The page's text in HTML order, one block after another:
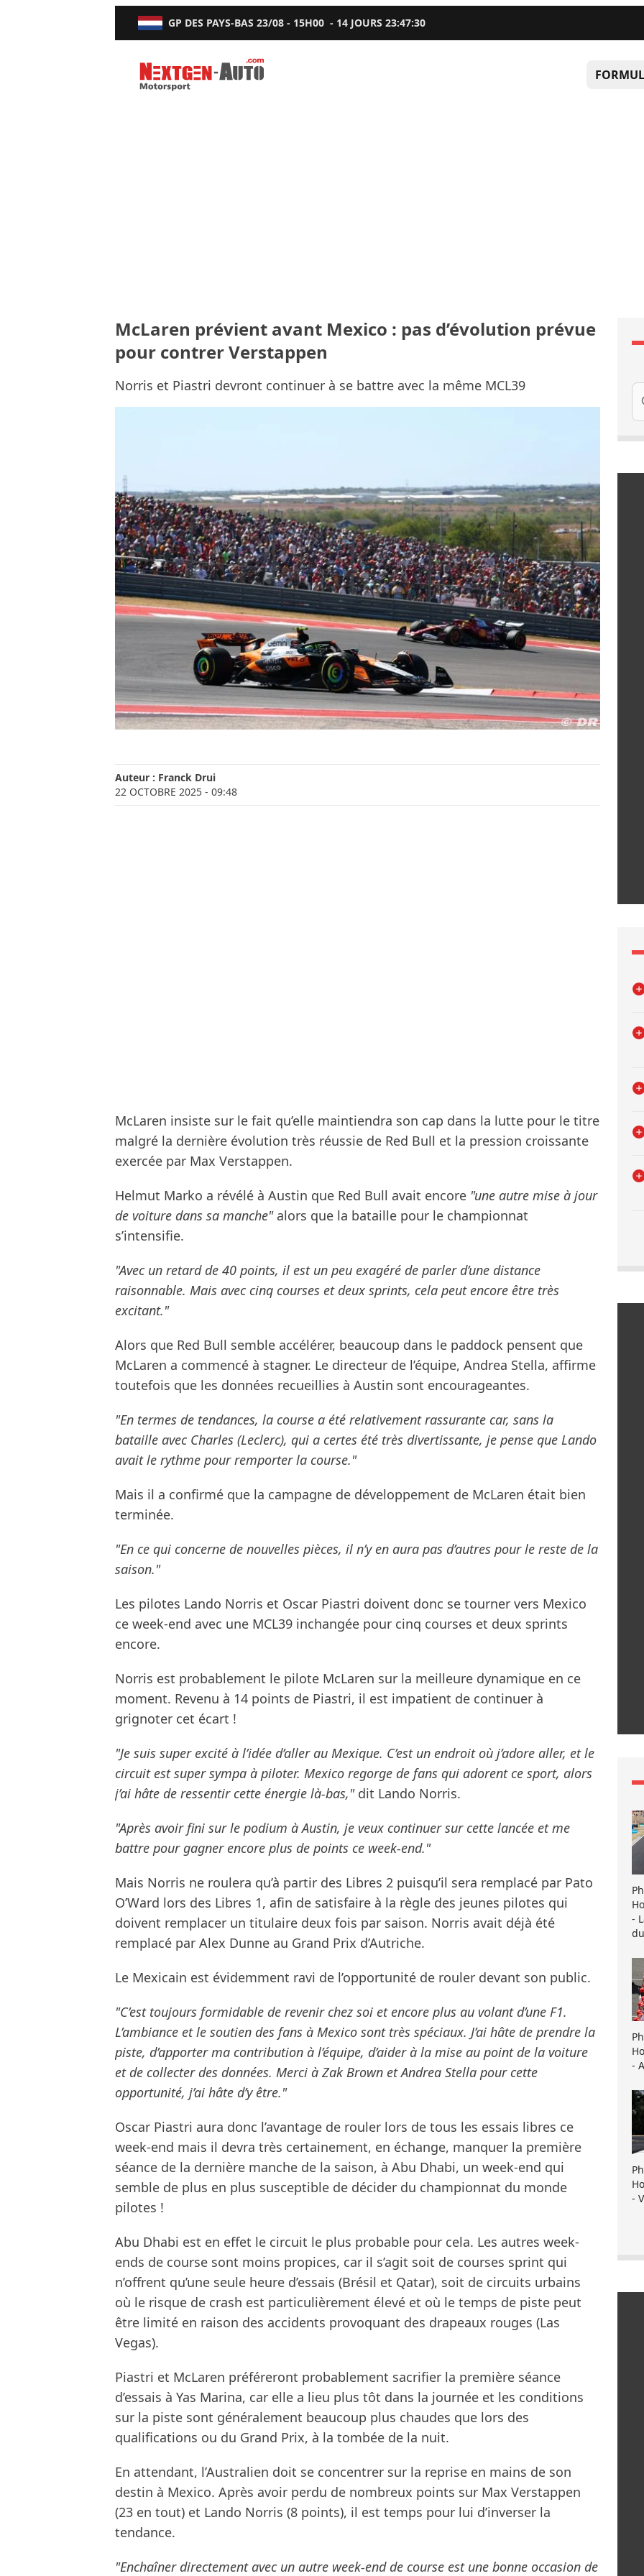
GP DES PAYS-BAS 23/08 - 15H00 - 14 JOURS23:47:29
Nextgen-Auto.com
McLaren prévient avant Mexico : pas d’évolution prévue
pour contrer Verstappen
Norris et Piastri devront continuer à se battre avec la même MCL39
Auteur : Franck Drui
22 OCTOBRE 2025 - 09:48
McLaren insiste sur le fait qu’elle maintiendra son cap dans la lutte pour le titre
malgré la dernière évolution très réussie de Red Bull et la pression croissante
exercée par Max Verstappen.
Helmut Marko a révélé à Austin que Red Bull avait encore "une autre mise à jour
de voiture dans sa manche"alors que la bataille pour le championnat
s’intensifie.
"Avec un retard de 40 points, il est un peu exagéré de parler d’une distance
raisonnable. Mais avec cinq courses et deux sprints, cela peut encore être très
excitant."
Alors que Red Bull semble accélérer, beaucoup dans le paddock pensent que
McLaren a commencé à stagner. Le directeur de l’équipe, Andrea Stella, affirme
toutefois que les données recueillies à Austin sont encourageantes.
"En termes de tendances, la course a été relativement rassurante car, sans la
bataille avec Charles (Leclerc), qui a certes été très divertissante, je pense que Lando
avait le rythme pour remporter la course."
Mais il a confirmé que la campagne de développement de McLaren était bien
terminée.
"En ce qui concerne de nouvelles pièces, il n’y en aura pas d’autres pour le reste de la
saison."
Les pilotes Lando Norris et Oscar Piastri doivent donc se tourner vers Mexico
ce week-end avec une MCL39 inchangée pour cinq courses et deux sprints
encore.
Norris est probablement le pilote McLaren sur la meilleure dynamique en ce
moment. Revenu à 14 points de Piastri, il est impatient de continuer à
grignoter cet écart !
"Je suis super excité à l’idée d’aller au Mexique. C’est un endroit où j’adore aller, et le
circuit est super sympa à piloter. Mexico regorge de fans qui adorent ce sport, alors
j’ai hâte de ressentir cette énergie là-bas,"dit Lando Norris.
"Après avoir fini sur le podium à Austin, je veux continuer sur cette lancée et me
battre pour gagner encore plus de points ce week-end."
Mais Norris ne roulera qu’à partir des Libres 2 puisqu’il sera remplacé par Pato
O’Ward lors des Libres 1, afin de satisfaire à la règle des jeunes pilotes qui
doivent remplacer un titulaire deux fois par saison. Norris avait déjà été
remplacé par Alex Dunne au Grand Prix d’Autriche.
Le Mexicain est évidemment ravi de l’opportunité de rouler devant son public.
"C’est toujours formidable de revenir chez soi et encore plus au volant d’une F1.
L’ambiance et le soutien des fans à Mexico sont très spéciaux. J’ai hâte de prendre la
piste, d’apporter ma contribution à l’équipe, d’aider à la mise au point de la voiture
et de collecter des données. Merci à Zak Brown et Andrea Stella pour cette
opportunité, j’ai hâte d’y être."
Oscar Piastri aura donc l’avantage de rouler lors de tous les essais libres ce
week-end mais il devra très certainement, en échange, manquer la première
séance de la dernière manche de la saison, à Abu Dhabi, un week-end qui
semble de plus en plus susceptible de décider du championnat du monde
pilotes !
Abu Dhabi est en effet le circuit le plus probable pour cela. Les autres week-
ends de course sont moins propices, car il s’agit soit de courses sprint qui
n’offrent qu’une seule heure d’essais (Brésil et Qatar), soit de circuits urbains
où le risque de crash est particulièrement élevé et où le temps de piste peut
être limité en raison des accidents provoquant des drapeaux rouges (Las
Vegas).
Piastri et McLaren préféreront probablement sacrifier la première séance
d’essais à Yas Marina, car elle a lieu plus tôt dans la journée et les conditions
sur la piste sont généralement beaucoup plus chaudes que lors des
qualifications ou du Grand Prix, à la tombée de la nuit.
En attendant, l’Australien doit se concentrer sur la reprise en mains de son
destin à Mexico. Après avoir perdu de nombreux points sur Max Verstappen
(23 en tout) et Lando Norris (8 points), il est temps pour lui d’inverser la
tendance.
"Enchaîner directement avec un autre week-end de course est une bonne occasion de
-
-
-